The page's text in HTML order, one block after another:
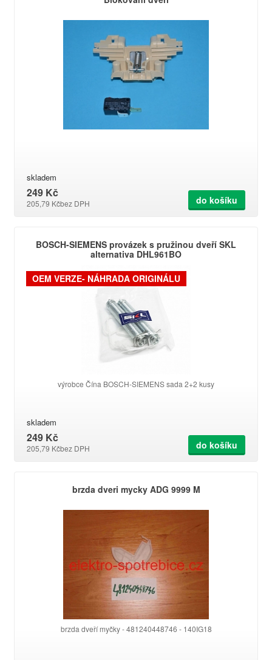
skladem
249 Kč
205,79 Kčbez DPH do košíku
BOSCH-SIEMENS provázek s pružinou dveří SKL
alternativa DHL961BO
OEM VERZE- NÁHRADA ORIGINÁLU
výrobce Čína BOSCH-SIEMENS sada 2+2 kusy
skladem
249 Kč
205,79 Kčbez DPH do košíku
brzda dveri mycky ADG 9999 M
brzda dveří myčky - 481240448746 - 140IG18